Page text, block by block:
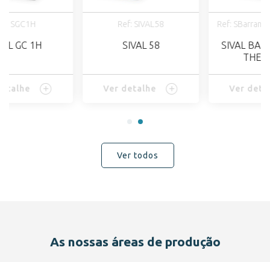
Ver detalhe
Ref: SBarramentoThermoC
SIVAL BARRAMENTO
Ver detalhe
Ver todos
As nossas áreas de produção